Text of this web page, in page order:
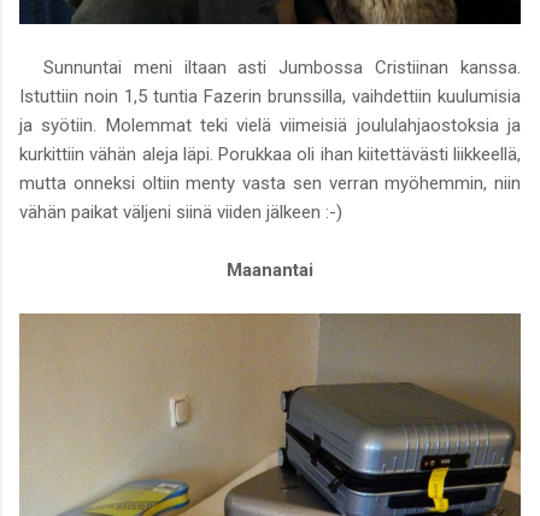
Sunnuntai meni iltaan asti Jumbossa Cristiinan kanssa.
Istuttiin noin 1,5 tuntia Fazerin brunssilla, vaihdettiin kuulumisia
ja syötiin. Molemmat teki vielä viimeisiä joululahjaostoksia ja
kurkittiin vähän aleja läpi. Porukkaa oli ihan kiitettävästi liikkeellä,
mutta onneksi oltiin menty vasta sen verran myöhemmin, niin
vähän paikat väljeni siinä viiden jälkeen :-)
Maanantai